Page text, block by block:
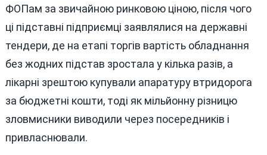
ФОПам за звичайною ринковою ціною, після чого
ці підставні підприємці заявлялися на державні
тендери, де на етапі торгів вартість обладнання
без жодних підстав зростала у кілька разів, а
лікарні зрештою купували апаратуру втридорога
за бюджетні кошти, тоді як мільйонну різницю
зловмисники виводили через посередників і
привласнювали.